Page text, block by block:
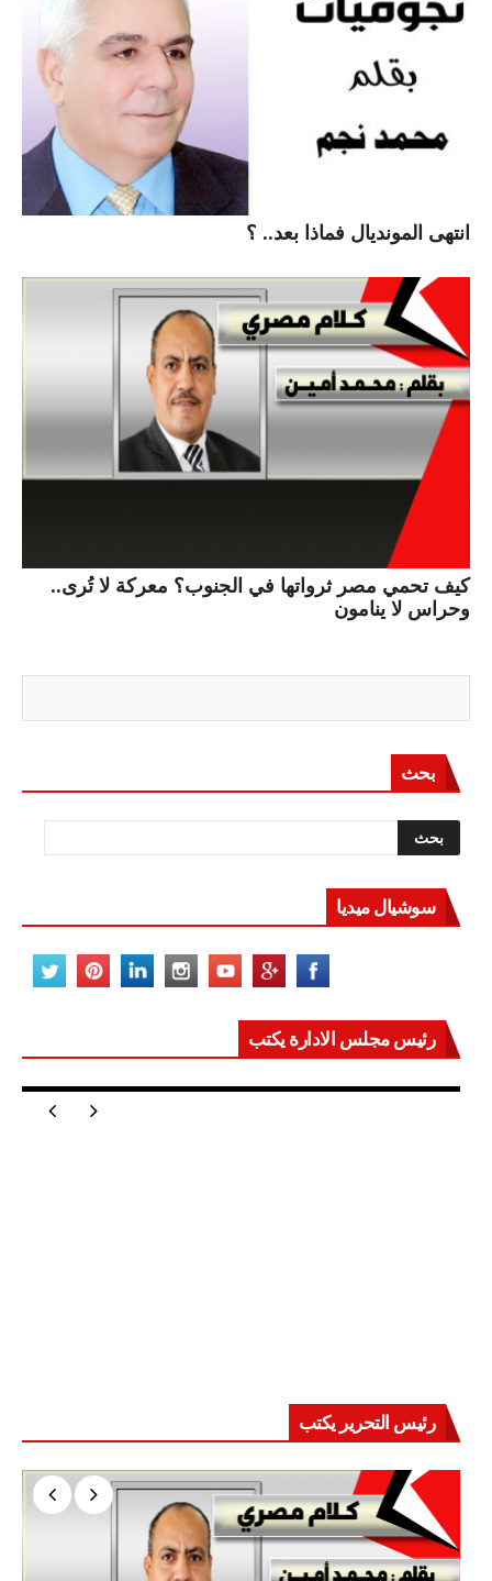
انتهى المونديال فماذا بعد.. ؟
كيف تحمي مصر ثرواتها في الجنوب؟ معركة لا تُرى..
وحراس لا ينامون
بحث
سوشيال ميديا
رئيس مجلس الادارة يكتب
مصر تعيد للعالم اتزانه
رئيس التحرير يكتب